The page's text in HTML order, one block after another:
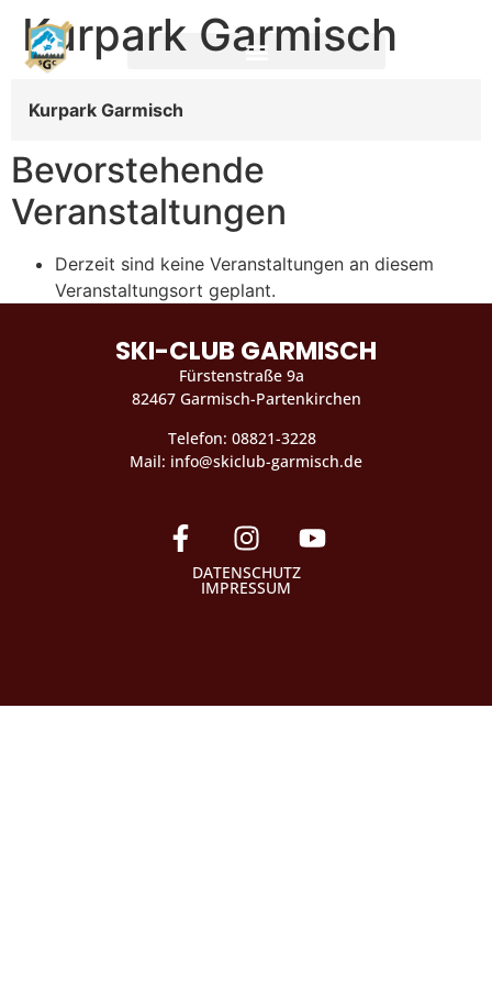
Kurpark Garmisch
Kurpark Garmisch
Bevorstehende
Veranstaltungen
Derzeit sind keine Veranstaltungen an diesem
Veranstaltungsort geplant.
SKI-CLUB GARMISCH
Fürstenstraße 9a
82467 Garmisch-Partenkirchen
Telefon: 08821-3228
Mail: info@skiclub-garmisch.de
DATENSCHUTZ
IMPRESSUM